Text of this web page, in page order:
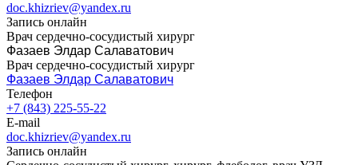
doc.khizriev@yandex.ru
Запись онлайн
Врач сердечно-сосудистый хирург
Фазаев Элдар Салаватович
Врач сердечно-сосудистый хирург
Фазаев Элдар Салаватович
Телефон
+7 (843) 225-55-22
E-mail
doc.khizriev@yandex.ru
Запись онлайн